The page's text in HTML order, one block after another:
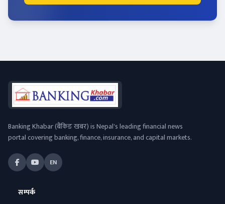
Banking Khabar (बैंकिङ खबर) is Nepal's leading financial news
portal covering banking, finance, insurance, and capital markets.
EN
सम्पर्क